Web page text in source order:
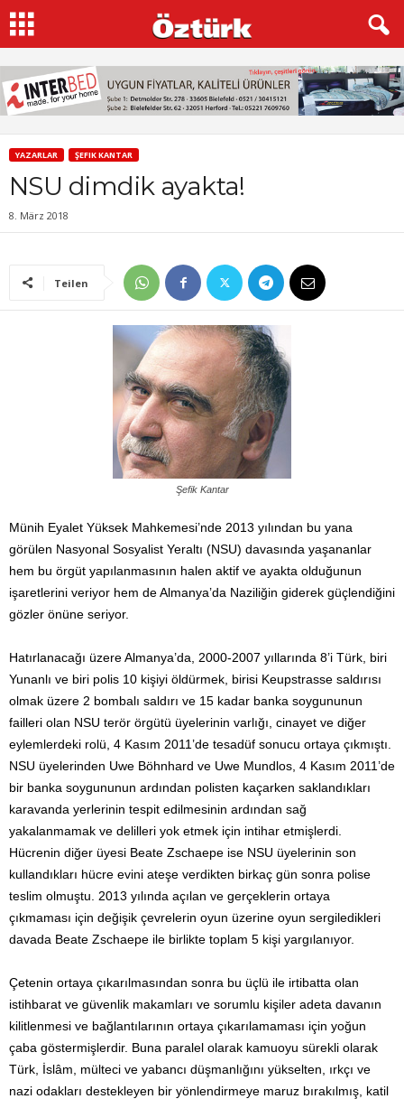
YAZARLAR ŞEFIK KANTAR
NSU dimdik ayakta!
8. März 2018
Teilen
Şefik Kantar
Münih Eyalet Yüksek Mahkemesi’nde 2013 yılından bu yana
görülen Nasyonal Sosyalist Yeraltı (NSU) davasında yaşananlar
hem bu örgüt yapılanmasının halen aktif ve ayakta olduğunun
işaretlerini veriyor hem de Almanya’da Naziliğin giderek güçlendiğini
gözler önüne seriyor.
Hatırlanacağı üzere Almanya’da, 2000-2007 yıllarında 8’i Türk, biri
Yunanlı ve biri polis 10 kişiyi öldürmek, birisi Keupstrasse saldırısı
olmak üzere 2 bombalı saldırı ve 15 kadar banka soygununun
failleri olan NSU terör örgütü üyelerinin varlığı, cinayet ve diğer
eylemlerdeki rolü, 4 Kasım 2011’de tesadüf sonucu ortaya çıkmıştı.
NSU üyelerinden Uwe Böhnhard ve Uwe Mundlos, 4 Kasım 2011’de
bir banka soygununun ardından polisten kaçarken saklandıkları
karavanda yerlerinin tespit edilmesinin ardından sağ
yakalanmamak ve delilleri yok etmek için intihar etmişlerdi.
Hücrenin diğer üyesi Beate Zschaepe ise NSU üyelerinin son
kullandıkları hücre evini ateşe verdikten birkaç gün sonra polise
teslim olmuştu. 2013 yılında açılan ve gerçeklerin ortaya
çıkmaması için değişik çevrelerin oyun üzerine oyun sergiledikleri
davada Beate Zschaepe ile birlikte toplam 5 kişi yargılanıyor.
Çetenin ortaya çıkarılmasından sonra bu üçlü ile irtibatta olan
istihbarat ve güvenlik makamları ve sorumlu kişiler adeta davanın
kilitlenmesi ve bağlantılarının ortaya çıkarılamaması için yoğun
çaba göstermişlerdir. Buna paralel olarak kamuoyu sürekli olarak
Türk, İslâm, mülteci ve yabancı düşmanlığını yükselten, ırkçı ve
nazi odakları destekleyen bir yönlendirmeye maruz bırakılmış, katil